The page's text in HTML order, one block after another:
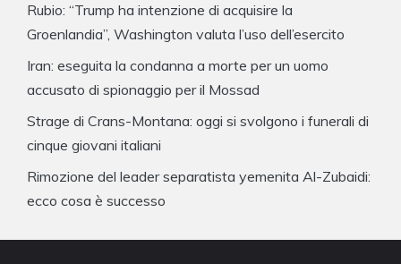
Rubio: “Trump ha intenzione di acquisire la
Groenlandia”, Washington valuta l’uso dell’esercito
Iran: eseguita la condanna a morte per un uomo
accusato di spionaggio per il Mossad
Strage di Crans-Montana: oggi si svolgono i funerali di
cinque giovani italiani
Rimozione del leader separatista yemenita Al-Zubaidi:
ecco cosa è successo